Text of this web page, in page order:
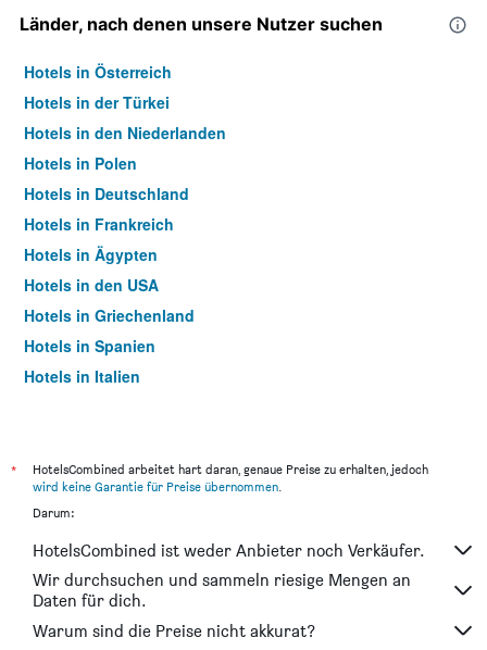
Länder, nach denen unsere Nutzer suchen
Hotels in Österreich
Hotels in der Türkei
Hotels in den Niederlanden
Hotels in Polen
Hotels in Deutschland
Hotels in Frankreich
Hotels in Ägypten
Hotels in den USA
Hotels in Griechenland
Hotels in Spanien
Hotels in Italien
*
HotelsCombined arbeitet hart daran, genaue Preise zu erhalten, jedoch
wird keine Garantie für Preise übernommen.
Darum:
HotelsCombined ist weder Anbieter noch Verkäufer.
Wir durchsuchen und sammeln riesige Mengen an
Daten für dich.
Warum sind die Preise nicht akkurat?